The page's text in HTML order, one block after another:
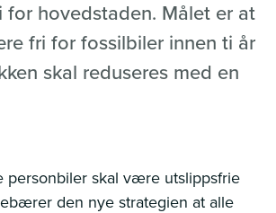
for hovedstaden. Målet er at
fri for fossilbiler innen ti år
skal reduseres med en
personbiler skal være utslippsfrie
den nye strategien at alle